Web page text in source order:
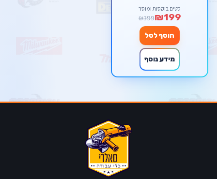
סטים בוקסות ומוסך
₪199
₪399
הוסף לסל
מידע נוסף